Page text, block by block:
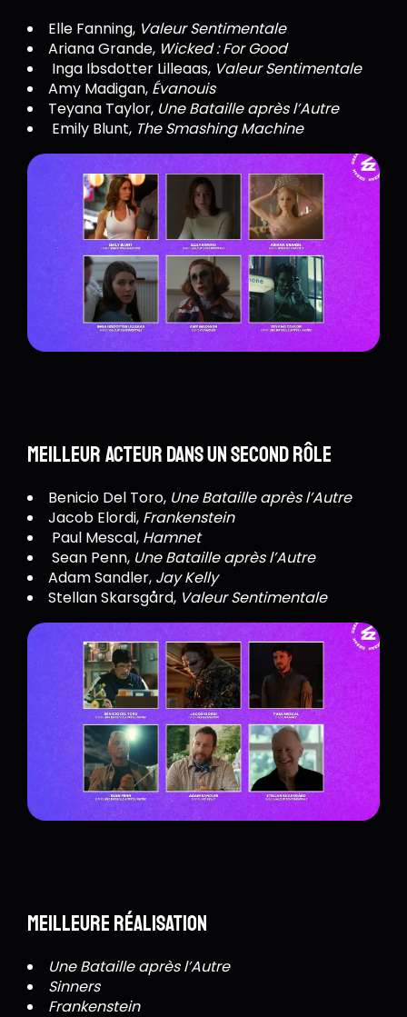
Elle Fanning, Valeur Sentimentale
Ariana Grande, Wicked : For Good
Inga Ibsdotter Lilleaas, Valeur Sentimentale
Amy Madigan, Évanouis
Teyana Taylor, Une Bataille après l’Autre
Emily Blunt, The Smashing Machine
Meilleur acteur dans un second rôle
Benicio Del Toro, Une Bataille après l’Autre
Jacob Elordi, Frankenstein
Paul Mescal, Hamnet
Sean Penn, Une Bataille après l’Autre
Adam Sandler, Jay Kelly
Stellan Skarsgård, Valeur Sentimentale
Meilleure réalisation
Une Bataille après l’Autre
Sinners
Frankenstein